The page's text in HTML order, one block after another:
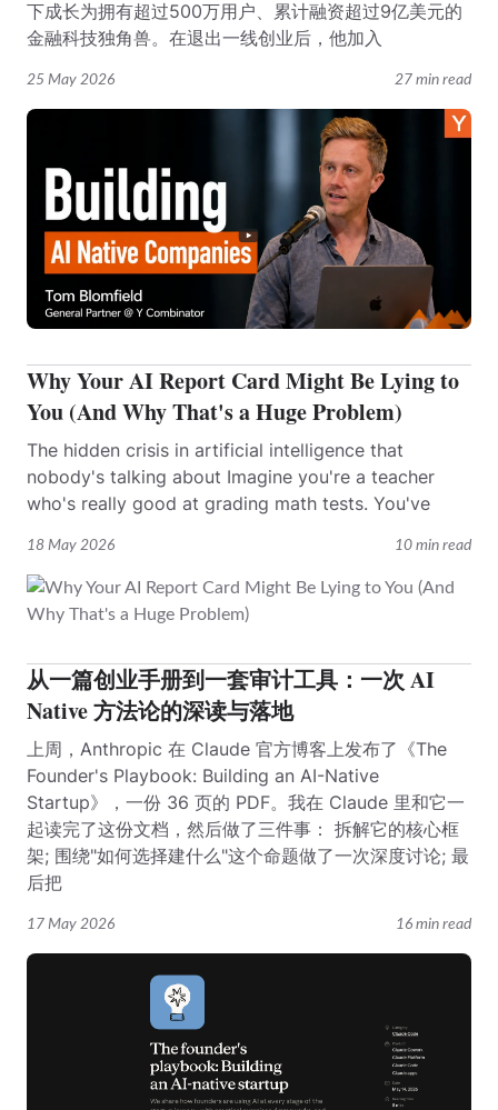
25 May 2026 27 min read
下成长为拥有超过500万用户、累计融资超过9亿美元的
金融科技独角兽。在退出一线创业后，他加入
18 May 2026 10 min read
Why Your AI Report Card Might Be Lying to
You (And Why That's a Huge Problem)
The hidden crisis in artificial intelligence that
nobody's talking about Imagine you're a teacher
who's really good at grading math tests. You've
17 May 2026 16 min read
从一篇创业手册到一套审计工具：一次 AI
Native 方法论的深读与落地
上周，Anthropic 在 Claude 官方博客上发布了《The
Founder's Playbook: Building an AI-Native
Startup》，一份 36 页的 PDF。我在 Claude 里和它一
起读完了这份文档，然后做了三件事： 拆解它的核心框
架; 围绕"如何选择建什么"这个命题做了一次深度讨论; 最
后把